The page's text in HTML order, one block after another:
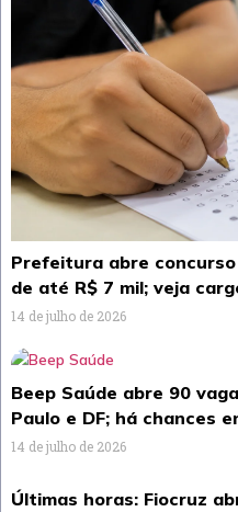
Prefeitura abre
de até R$ 7 mil; veja
14 de julho de 2026
Beep Saúde abre 90
Paulo e DF; há chances
14 de julho de 2026
Últimas horas: Fiocruz